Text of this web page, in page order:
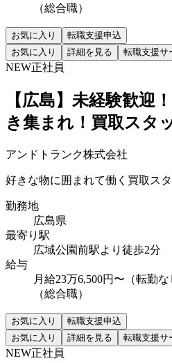
（総合職）
お気に入り
転職支援申込
お気に入り
詳細を見る 転職支援サ
NEW正社員
【広島】未経験歓迎
き集まれ！買取スタ
アンドトランク株式会社
好きな物に囲まれて働く買取ス
勤務地
広島県
最寄り駅
広域公園前駅より徒歩2分
給与
月給23万6,500円〜（転勤
（総合職）
お気に入り
転職支援申込
お気に入り
詳細を見る 転職支援サ
NEW正社員